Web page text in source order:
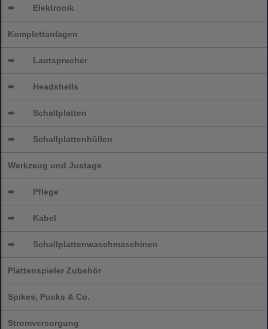
➨ Elektronik
Komplettanlagen
➨ Lautsprecher
➨ Headshells
➨ Schallplatten
➨ Schallplattenhüllen
Werkzeug und Justage
➨ Pflege
➨ Kabel
➨ Schallplattenwaschmaschinen
Plattenspieler Zubehör
Spikes, Pucks & Co.
Stromversorgung